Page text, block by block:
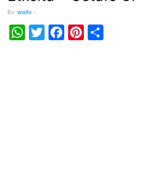
By wally -
WhatsApp
Twitter
Facebook
Pinterest